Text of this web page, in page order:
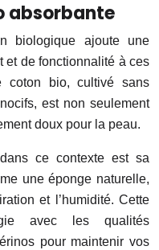
absorbante
biologique ajoute une
et de fonctionnalité à ces
coton bio, cultivé sans
est non seulement
doux pour la peau.
ce contexte est sa
une éponge naturelle,
et l’humidité. Cette
avec les qualités
pour maintenir vos